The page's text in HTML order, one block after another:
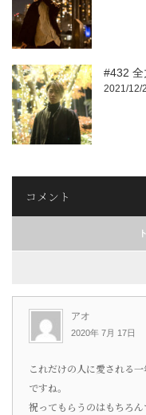
#432 全
2021/12/
コメント
アオ
2020年 7月 17日
これだけの人に愛される
ですね。
祝ってもらうのはもちろん